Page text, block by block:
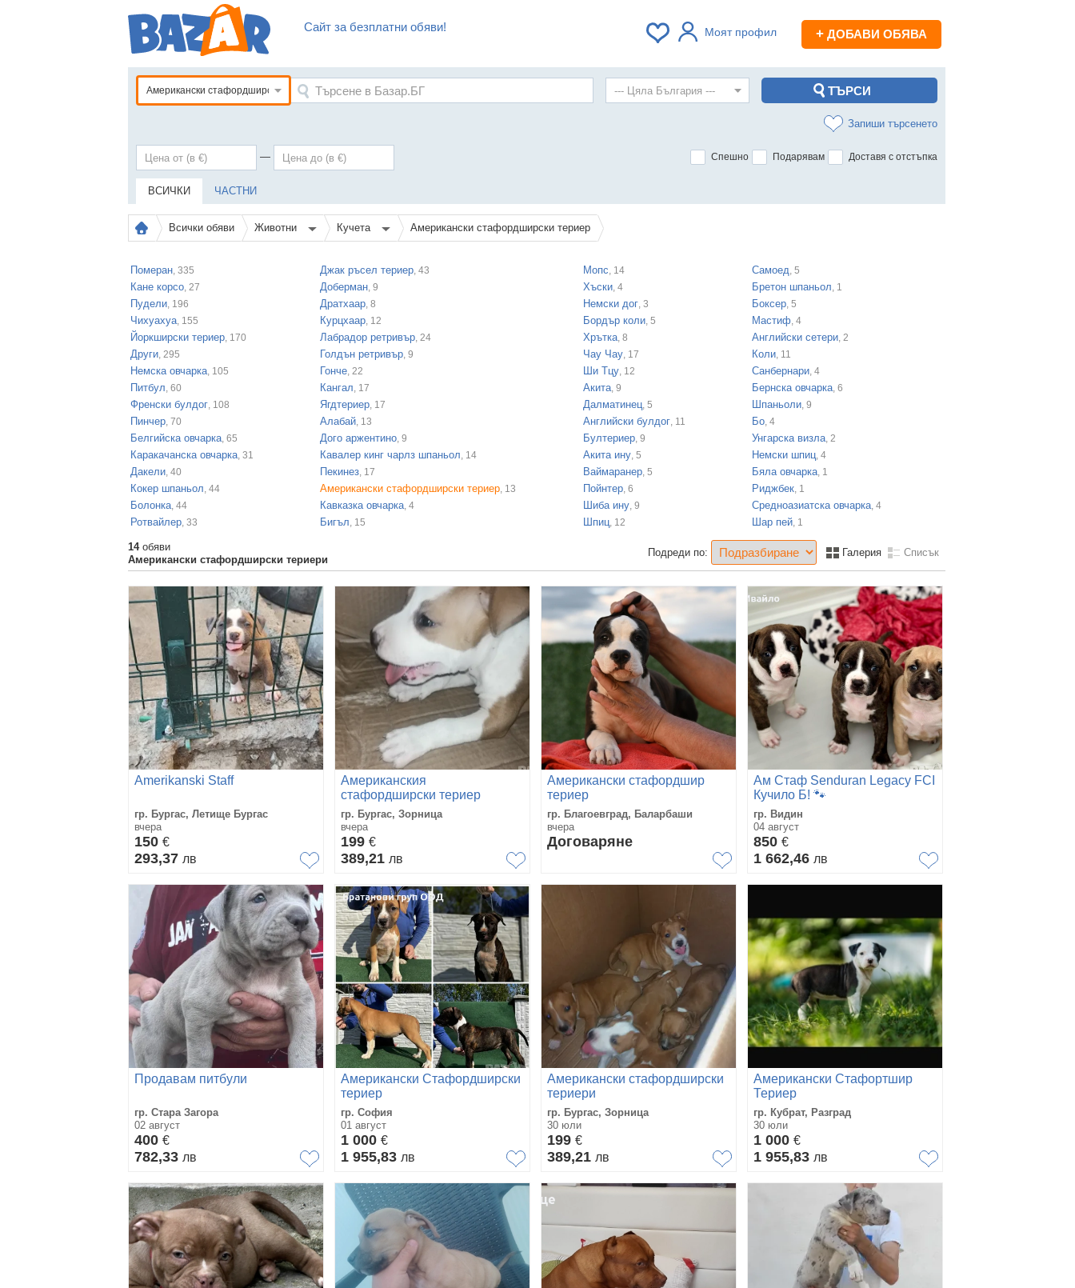
Сайт за безплатни обяви! Моят профил + ДОБАВИ ОБЯВА
Американски стафордширски териер
Запиши търсенето
— Спешно Подарявам Доставя с отстъпка
ВСИЧКИ ЧАСТНИ
Всички обяви Животни Кучета Американски стафордширски териер
Померан, 335
Кане корсо, 27
Пудели, 196
Чихуахуа, 155
Йоркширски териер, 170
Други, 295
Немска овчарка, 105
Питбул, 60
Френски булдог, 108
Пинчер, 70
Белгийска овчарка, 65
Каракачанска овчарка, 31
Дакели, 40
Кокер шпаньол, 44
Болонка, 44
Ротвайлер, 33
Джак ръсел териер, 43
Доберман, 9
Дратхаар, 8
Курцхаар, 12
Лабрадор ретривър, 24
Голдън ретривър, 9
Гонче, 22
Кангал, 17
Ягдтериер, 17
Алабай, 13
Дого аржентино, 9
Кавалер кинг чарлз шпаньол, 14
Пекинез, 17
Американски стафордширски териер, 13
Кавказка овчарка, 4
Бигъл, 15
Мопс, 14
Хъски, 4
Немски дог, 3
Бордър коли, 5
Хрътка, 8
Чау Чау, 17
Ши Тцу, 12
Акита, 9
Далматинец, 5
Английски булдог, 11
Бултериер, 9
Акита ину, 5
Ваймаранер, 5
Пойнтер, 6
Шиба ину, 9
Шпиц, 12
Самоед, 5
Бретон шпаньол, 1
Боксер, 5
Мастиф, 4
Английски сетери, 2
Коли, 11
Санбернари, 4
Бернска овчарка, 6
Шпаньоли, 9
Бо, 4
Унгарска визла, 2
Немски шпиц, 4
Бяла овчарка, 1
Риджбек, 1
Средноазиатска овчарка, 4
Шар пей, 1
14обяви
Американски стафордширски териери
Подреди по: Галерия Списък
Amerikanski Staff
гр. Бургас, Летище Бургас
вчера
150 €
293,37 лв
Американския
стафордширски териер
гр. Бургас, Зорница
вчера
199 €
389,21 лв
Американски стафордшир
териер
гр. Благоевград, Баларбаши
вчера
Договаряне
Ам Стаф Senduran Legacу FCI
Кучило Б! 🐾
гр. Видин
04 август
850 €
1 662,46 лв
Продавам питбули
гр. Стара Загора
02 август
400 €
782,33 лв
Американски Стафордширски
териер
гр. София
01 август
1 000 €
1 955,83 лв
Американски стафордширски
териери
гр. Бургас, Зорница
30 юли
199 €
389,21 лв
Американски Стафортшир
Териер
гр. Кубрат, Разград
30 юли
1 000 €
1 955,83 лв